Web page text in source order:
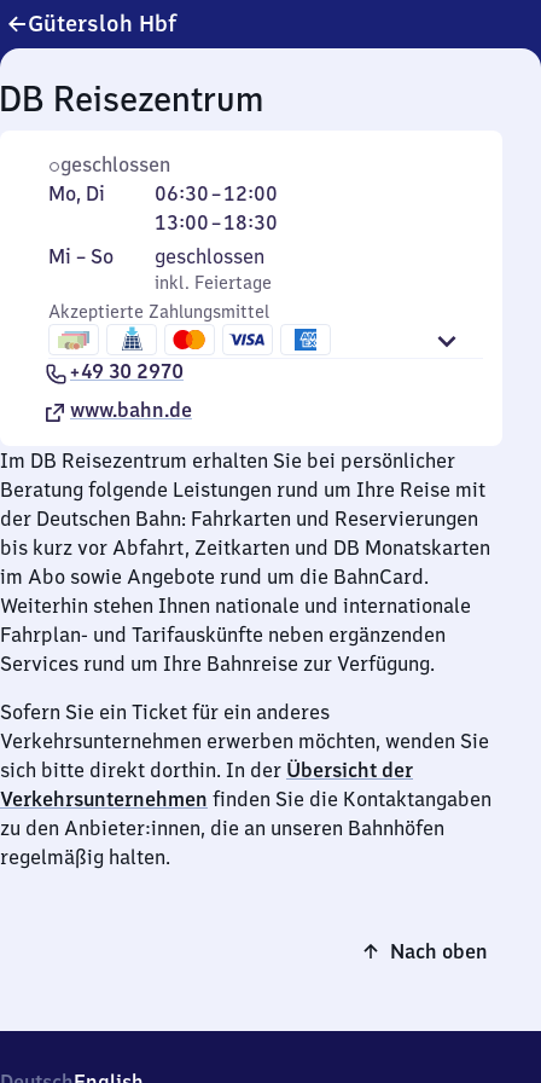
Gütersloh Hbf
Reisezentrum
geschlossen
Montag
Dienstag
Mo, Di 06:30–12:00
Von
6
Uhr
30
bis
12
Uhr
13:00–18:30
Von
13
Uhr
bis
18
Uhr
30
Mittwoch
Sonntag
Mi – So,
inkl. Feiertage
geschlossen
inkl. Feiertage
Akzeptierte Zahlungsmittel
+49 30 2970
www.bahn.de
Im DB Reisezentrum erhalten Sie bei persönlicher
Beratung folgende Leistungen rund um Ihre Reise mit
der Deutschen Bahn: Fahrkarten und Reservierungen
bis kurz vor Abfahrt, Zeitkarten und DB Monatskarten
im Abo sowie Angebote rund um die BahnCard.
Weiterhin stehen Ihnen nationale und internationale
Fahrplan- und Tarifauskünfte neben ergänzenden
Services rund um Ihre Bahnreise zur Verfügung.
Sofern Sie ein Ticket für ein anderes
Verkehrsunternehmen erwerben möchten, wenden Sie
sich bitte direkt dorthin. In der Übersicht der
Verkehrsunternehmen finden Sie die Kontaktangaben
zu den Anbieter:innen, die an unseren Bahnhöfen
regelmäßig halten.
Nach oben